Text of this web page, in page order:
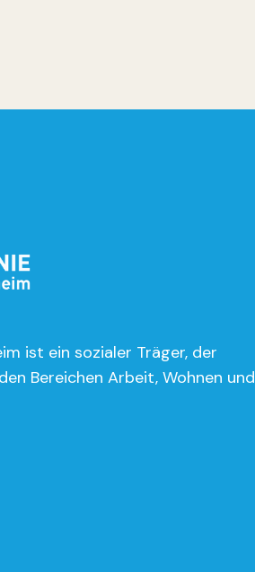
ist ein sozialer Träger, der
Bereichen Arbeit, Wohnen und